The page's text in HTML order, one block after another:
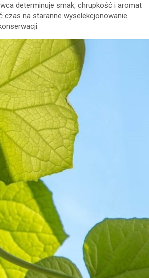
determinuje smak, chrupkość i aromat
czas na staranne wyselekcjonowanie